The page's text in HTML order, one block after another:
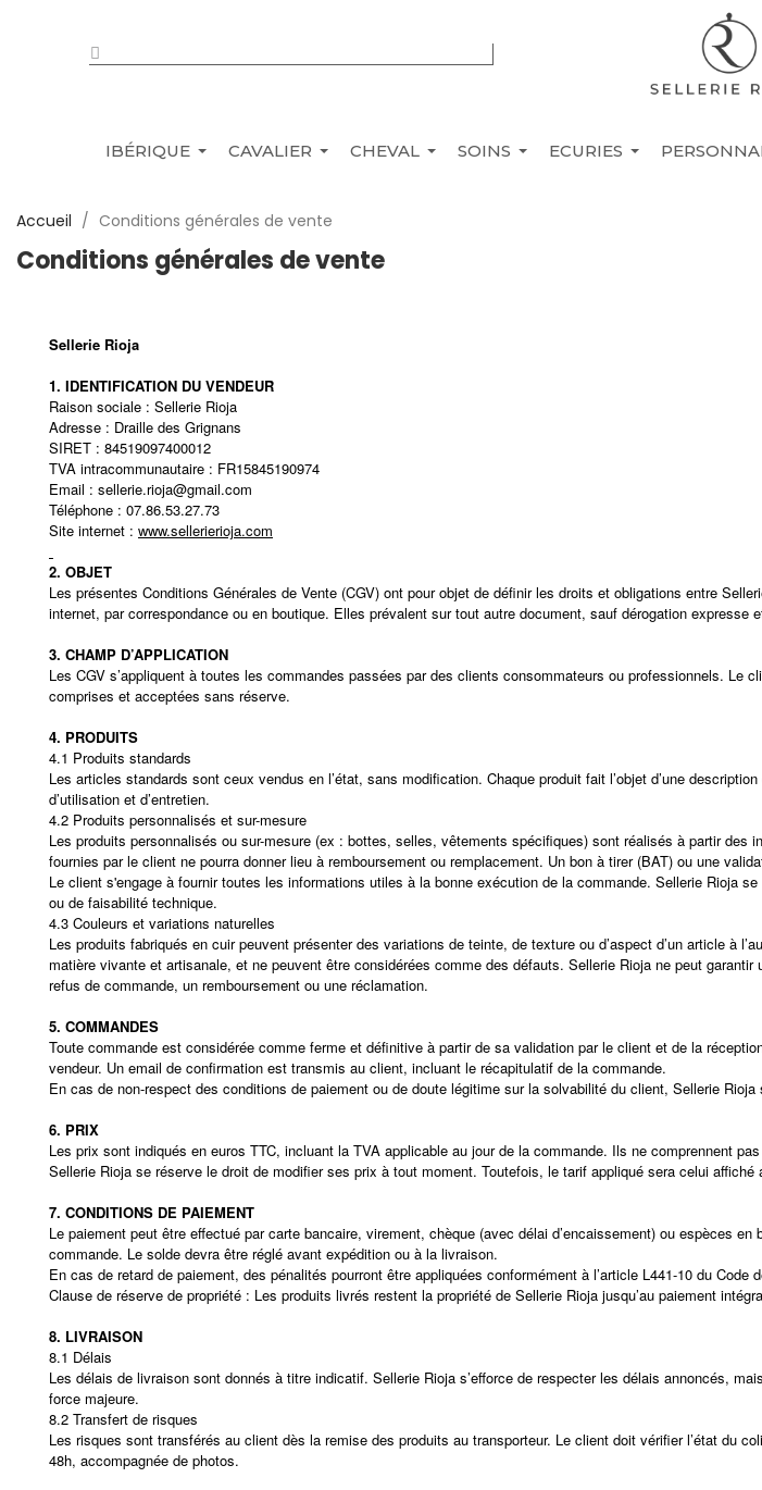
IBÉRIQUE CAVALIER CHEVAL SOINS ECURIES
Accueil Conditions générales de vente
Conditions générales de vente
Sellerie Rioja
1. IDENTIFICATION DU VENDEUR
Raison sociale : Sellerie Rioja
Adresse : Draille des Grignans
SIRET : 84519097400012
TVA intracommunautaire : FR15845190974
Email : sellerie.rioja@gmail.com
Téléphone : 07.86.53.27.73
Site internet : www.sellerierioja.com
2. OBJET
Les présentes Conditions Générales de Vente (CGV) ont pour objet de définir les droits et obligations entre
internet, par correspondance ou en boutique. Elles prévalent sur tout autre document, sauf dérogation expresse
3. CHAMP D’APPLICATION
Les CGV s’appliquent à toutes les commandes passées par des clients consommateurs ou professionnels.
comprises et acceptées sans réserve.
4. PRODUITS
4.1 Produits standards
Les articles standards sont ceux vendus en l’état, sans modification. Chaque produit fait l’objet d’une
d’utilisation et d’entretien.
4.2 Produits personnalisés et sur-mesure
Les produits personnalisés ou sur-mesure (ex : bottes, selles, vêtements spécifiques) sont réalisés à partir
fournies par le client ne pourra donner lieu à remboursement ou remplacement. Un bon à tirer (BAT) ou une
Le client s'engage à fournir toutes les informations utiles à la bonne exécution de la commande. Sellerie Rioja
ou de faisabilité technique.
4.3 Couleurs et variations naturelles
Les produits fabriqués en cuir peuvent présenter des variations de teinte, de texture ou d’aspect d’un article à
matière vivante et artisanale, et ne peuvent être considérées comme des défauts. Sellerie Rioja ne peut
refus de commande, un remboursement ou une réclamation.
5. COMMANDES
Toute commande est considérée comme ferme et définitive à partir de sa validation par le client et de la
vendeur. Un email de confirmation est transmis au client, incluant le récapitulatif de la commande.
En cas de non-respect des conditions de paiement ou de doute légitime sur la solvabilité du client, Sellerie
6. PRIX
Les prix sont indiqués en euros TTC, incluant la TVA applicable au jour de la commande. Ils ne comprennent
Sellerie Rioja se réserve le droit de modifier ses prix à tout moment. Toutefois, le tarif appliqué sera celui
7. CONDITIONS DE PAIEMENT
Le paiement peut être effectué par carte bancaire, virement, chèque (avec délai d’encaissement) ou espèces
commande. Le solde devra être réglé avant expédition ou à la livraison.
En cas de retard de paiement, des pénalités pourront être appliquées conformément à l’article L441-10 du
Clause de réserve de propriété : Les produits livrés restent la propriété de Sellerie Rioja jusqu’au paiement
8. LIVRAISON
8.1 Délais
Les délais de livraison sont donnés à titre indicatif. Sellerie Rioja s’efforce de respecter les délais annoncés,
force majeure.
8.2 Transfert de risques
Les risques sont transférés au client dès la remise des produits au transporteur. Le client doit vérifier l’état du
48h, accompagnée de photos.